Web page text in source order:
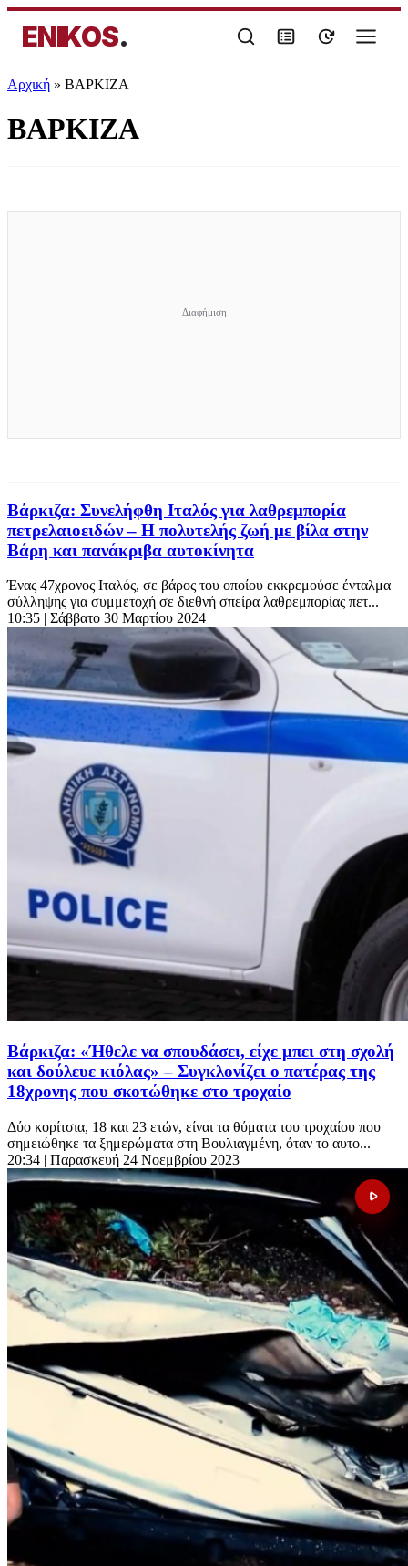
ENIKOS.
Αρχική » ΒΑΡΚΙΖΑ
ΒΑΡΚΙΖΑ
Βάρκιζα: Συνελήφθη Ιταλός για λαθρεμπορία
πετρελαιοειδών – Η πολυτελής ζωή με βίλα στην
Βάρη και πανάκριβα αυτοκίνητα
Ένας 47χρονος Ιταλός, σε βάρος του οποίου εκκρεμούσε ένταλμα
σύλληψης για συμμετοχή σε διεθνή σπείρα λαθρεμπορίας πετ...
10:35 | Σάββατο 30 Μαρτίου 2024
Βάρκιζα: «Ήθελε να σπουδάσει, είχε μπει στη σχολή
και δούλευε κιόλας» – Συγκλονίζει ο πατέρας της
18χρονης που σκοτώθηκε στο τροχαίο
Δύο κορίτσια, 18 και 23 ετών, είναι τα θύματα του τροχαίου που
σημειώθηκε τα ξημερώματα στη Βουλιαγμένη, όταν το αυτο...
20:34 | Παρασκευή 24 Νοεμβρίου 2023